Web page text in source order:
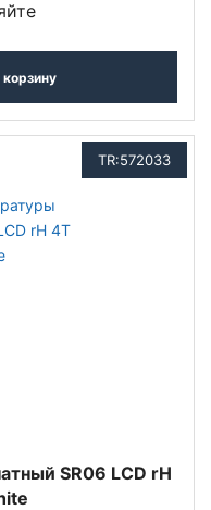
корзину
TR:572033
SR06 LCD rH